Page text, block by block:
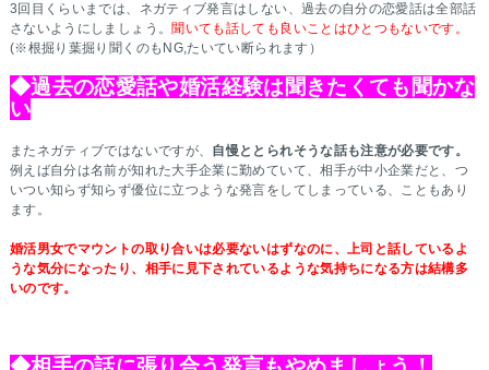
3回目くらいまでは、ネガティブ発言はしない、過去の自分の恋愛話は全部話
さないようにしましょう。 聞いても話しても良いことはひとつもないです。
(※根掘り葉掘り聞くのもNG,たいてい断られます）
◆過去の恋愛話や婚活経験は聞きたくても聞かな
い
またネガティブではないですが、 自慢ととられそうな話も注意が必要です。
例えば自分は名前が知れた大手企業に勤めていて、相手が中小企業だと、つ
いつい知らず知らず優位に立つような発言をしてしまっている、こともあり
ます。
婚活男女でマウントの取り合いは必要ないはずなのに、 上司と話しているよ
うな気分になったり、相手に見下されているような気持ちになる方は結構多
いのです。